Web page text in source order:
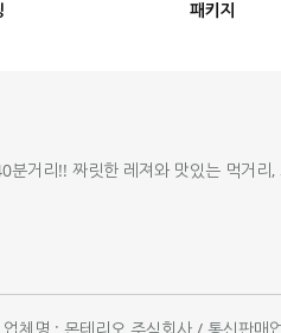
패키지
분거리!! 짜릿한 레져와 맛있는 먹거리